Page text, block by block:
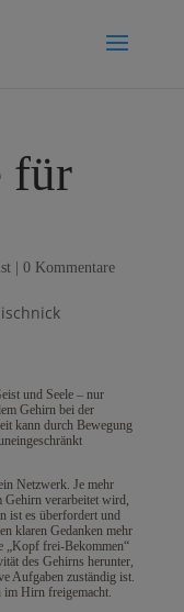
für
| 0 Kommentare
und Seele – nur
Gehirn bei der
kann durch Bewegung
Netzwerk. Je mehr
Gehirn verarbeitet wird,
ist es überfordert und
klaren Gedanken mehr
„Kopf frei-Bekommen“
des Gehirns herunter,
Aufgaben zuständig ist.
im Hirn freigemacht.